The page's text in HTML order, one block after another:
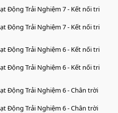
Động Trải Nghiệm 7 - Kết nối tri
Động Trải Nghiệm 7 - Kết nối tri
Động Trải Nghiệm 6 - Kết nối tri
Động Trải Nghiệm 6 - Kết nối tri
Động Trải Nghiệm 6 - Chân trời
Động Trải Nghiệm 6 - Chân trời